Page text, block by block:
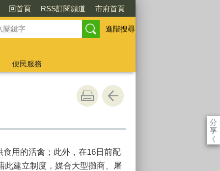
回首頁 RSS訂閱頻道 市府首頁
進階搜尋
便民服務
分
享
《
用的活禽；此外，在16日前配
此建立制度，媒合大型攤商、屠